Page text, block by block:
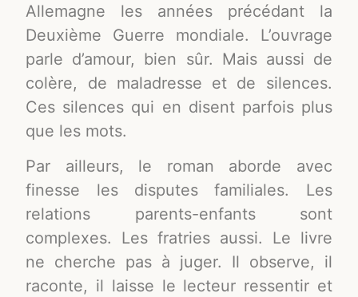
Allemagne les années précédant la
Deuxième Guerre mondiale. L’ouvrage
parle d’amour, bien sûr. Mais aussi de
colère, de maladresse et de silences.
Ces silences qui en disent parfois plus
que les mots.
Par ailleurs, le roman aborde avec
finesse les disputes familiales. Les
relations parents-enfants sont
complexes. Les fratries aussi. Le livre
ne cherche pas à juger. Il observe, il
raconte, il laisse le lecteur ressentir et